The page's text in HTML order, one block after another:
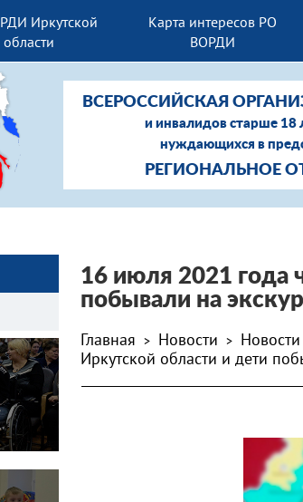
Иркутской
области
Карта интересов РО
ВОРДИ
ВСЕРОССИЙСКАЯ
и инвалидов старше
нуждающихся в
РЕГИОНАЛЬНОЕ
16 июля 2021
побывали на
Главная > Новости >
Иркутской области и дети